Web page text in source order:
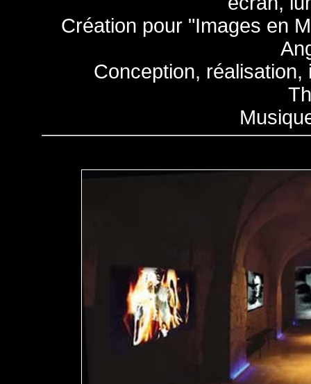
Création pour "Images en
Conception,